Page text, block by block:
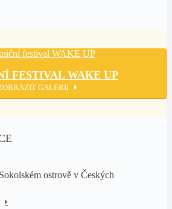
FESTIVAL WAKE UP
GALERII
ostrově v Českých